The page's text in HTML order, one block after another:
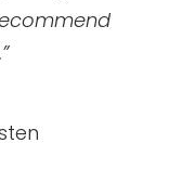
them!
weight off